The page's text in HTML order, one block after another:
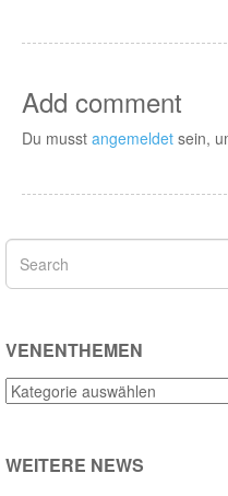
Add comment
Du musst angemeldet sein,
VENENTHEMEN
Venenthemen
WEITERE NEWS